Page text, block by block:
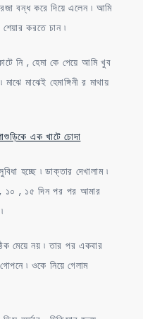
বন্ধ করে দিয়ে এলেন ৷ আমি
করতে চান ৷
নি , হেমা কে পেয়ে আমি খুব
মাঝেই হেমাঙ্গিনী র মাথায়
এক খাটে চোদা
হচ্ছে ৷ ডাক্তার দেখালাম ৷
, ১০ , ১৫ দিন পর পর আমার
মেয়ে নয় ৷ তার পর একবার
৷ ওকে নিয়ে গেলাম